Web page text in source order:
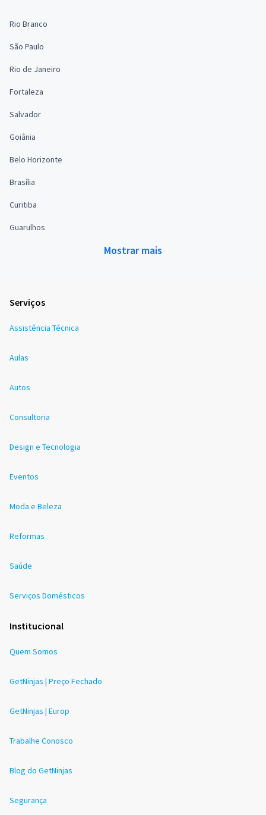
Rio Branco
São Paulo
Rio de Janeiro
Fortaleza
Salvador
Goiânia
Belo Horizonte
Brasília
Curitiba
Guarulhos
Mostrar mais
Serviços
Assistência Técnica
Aulas
Autos
Consultoria
Design e Tecnologia
Eventos
Moda e Beleza
Reformas
Saúde
Serviços Domésticos
Institucional
Quem Somos
GetNinjas | Preço Fechado
GetNinjas | Europ
Trabalhe Conosco
Blog do GetNinjas
Segurança